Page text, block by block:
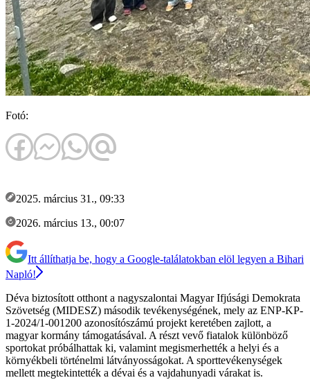
Fotó:
2025. március 31., 09:33
2026. március 13., 00:07
Itt állíthatja be, hogy a Google-találatokban elöl legyen a Bihari
Napló!
Déva biztosított otthont a nagyszalontai Magyar Ifjúsági Demokrata
Szövetség (MIDESZ) második tevékenységének, mely az ENP-KP-
1-2024/1-001200 azonosítószámú projekt keretében zajlott, a
magyar kormány támogatásával. A részt vevő fiatalok különböző
sportokat próbálhattak ki, valamint megismerhették a helyi és a
környékbeli történelmi látványosságokat. A sporttevékenységek
mellett megtekintették a dévai és a vajdahunyadi várakat is.